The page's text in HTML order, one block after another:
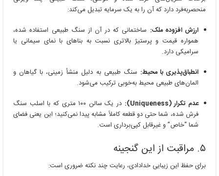
منحصر‌به‌فرد دارد که آن را به یک سرمایه تبدیل می‌کند:
ارزش افزوده ملک: ساختمانی که در آن از سنگ طبیعی استفاده شده،
همواره قیمت و پرستیژ بالاتری نسبت به بناهای با نمای سیمانی یا
سرامیکی دارد.
انطباق‌پذیری با محیط: سنگ طبیعی به دلیل منشأ زمینی، با گیاهان و
المان‌های طبیعی محیط به‌خوبی ترکیب می‌شود.
عدم تکرار (Uniqueness):
در یک سالن ۱۰۰ متری که با اسلب سنگ
فرش شده، شما حتی دو قطعه کاملاً مشابه پیدا نمی‌کنید؛ این یعنی فضای
شما “خاص” و غیرقابل کپی‌برداری است.
۵. مراقبت از این گنجینه
برای حفظ این زیبایی خدادادی، رعایت چند نکته ضروری است: